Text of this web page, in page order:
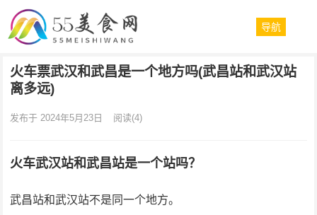
导航
火车票武汉和武昌是一个地方吗(武昌站和武汉站
离多远)
发布于 2024年5月23日 阅读(4)
火车武汉站和武昌站是一个站吗？
武昌站和武汉站不是同一个地方。